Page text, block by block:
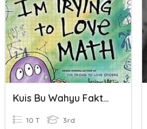
Kuis Bu Wahyu Faktorial
10 T 3rd